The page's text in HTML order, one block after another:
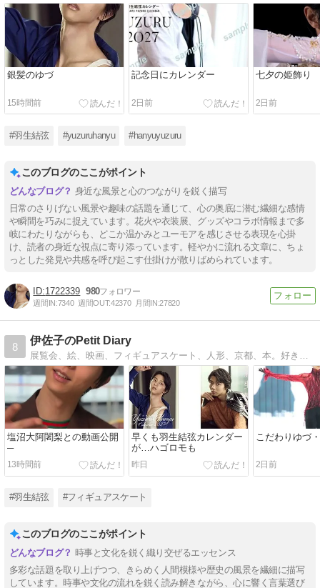
銀髪のゆづ
15時間前
記念日にカレンダー
2日前
七夕の姫飾り
2日前
#羽生結弦 #yuzuruhanyu #hanyuyuzuru
このブログのここがポイント
身近な風景と心のつながりを鋭く描写
日常のさりげない風景や趣味の話題を通じて、心の奥底に潜む繊細な感情
や瞬間を巧みに捉えています。花火や衣装展、グッズやコラボ情報まで多
岐にわたりながらも、どこか温かみとユーモアを感じさせる表現を心掛
け、読者の身近な視点に寄り添っています。軽やかに流れる文章に、ちょ
っとした発見や共感を呼び起こす仕掛けが散りばめられています。
1722339 980
週間IN:7340 週間OUT:42370 月間IN:27820
8
伊佐子のPetit Diary
塩沼大阿闍梨との動画公開
─
13時間前
早くも羽生結弦カレンダー
が…ハゴロモも
昨日
こだわりゆづ
2日前
#羽生結弦 #フィギュアスケート
このブログのここがポイント
時事と文化を鋭く織り交ぜるエッセンス
多彩な話題を取り上げつつ、きらめく人間模様や歴史の風景を繊細に描写
しています。時事や文化の流れを鋭く読み解きながら、心に響く言葉選び